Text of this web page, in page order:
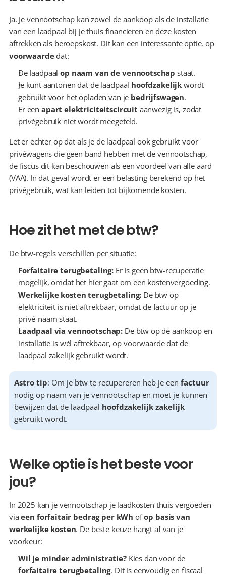
Ja. Je vennootschap kan zowel de aankoop als de installatie
van een laadpaal bij je thuis financieren en deze kosten
aftrekken als beroepskost. Dit kan een interessante optie, op
voorwaarde dat:
De laadpaal op naam van de vennootschap staat.
Je kunt aantonen dat de laadpaal hoofdzakelijk wordt
gebruikt voor het opladen van je bedrijfswagen.
Er een apart elektriciteitscircuit aanwezig is, zodat
privégebruik niet wordt meegeteld.
Let er echter op dat als je de laadpaal ook gebruikt voor
privéwagens die geen band hebben met de vennootschap,
de fiscus dit kan beschouwen als een voordeel van alle aard
(VAA). In dat geval wordt er een belasting berekend op het
privégebruik, wat kan leiden tot bijkomende kosten.
Hoe zit het met de btw?
De btw-regels verschillen per situatie:
Forfaitaire terugbetaling: Er is geen btw-recuperatie
mogelijk, omdat het hier gaat om een kostenvergoeding.
Werkelijke kosten terugbetaling: De btw op
elektriciteit is niet aftrekbaar, omdat de factuur op je
privé-naam staat.
Laadpaal via vennootschap: De btw op de aankoop en
installatie is wél aftrekbaar, op voorwaarde dat de
laadpaal zakelijk gebruikt wordt.
Astro tip: Om je btw te recupereren heb je een factuur
nodig op naam van je vennootschap en moet je kunnen
bewijzen dat de laadpaal hoofdzakelijk zakelijk
gebruikt wordt.
Welke optie is het beste voor
jou?
In 2025 kan je vennootschap je laadkosten thuis vergoeden
via een forfaitair bedrag per kWh of op basis van
werkelijke kosten. De beste keuze hangt af van je
voorkeur:
Wil je minder administratie?
forfaitaire terugbetaling. Dit is eenvoudig en fiscaal